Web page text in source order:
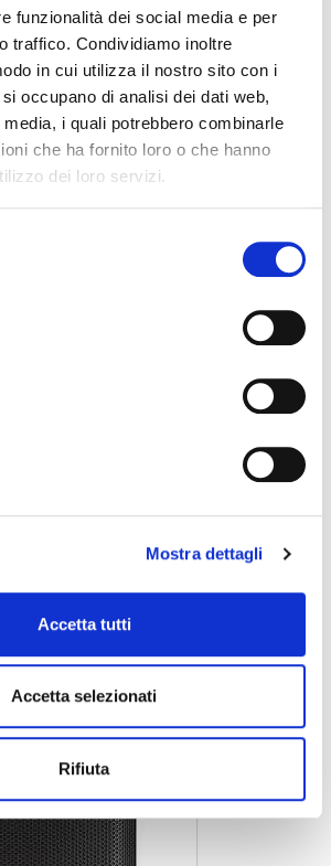
funzionalità dei social media e per
traffico. Condividiamo inoltre
in cui utilizza il nostro sito con i
occupano di analisi dei dati web,
i quali potrebbero combinarle
che ha fornito loro o che hanno
dei loro servizi.
Mostra dettagli
Accetta tutti
Accetta selezionati
Rifiuta